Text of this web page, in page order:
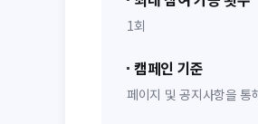
1회
캠페인 기준
페이지 및 공지사항을 통